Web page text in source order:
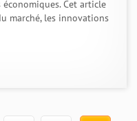
Cet article
marché, les innovations